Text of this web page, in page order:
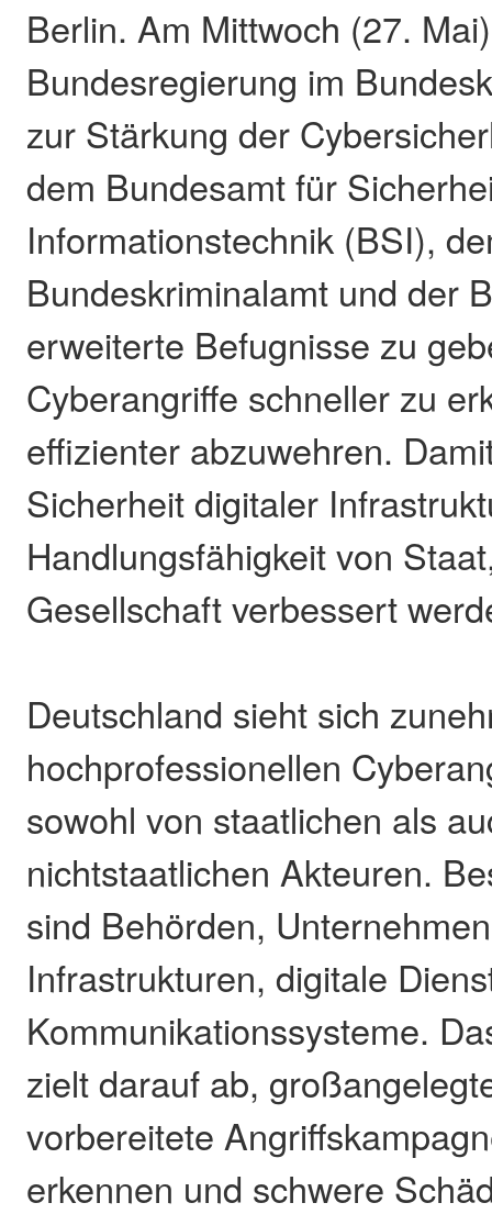
Berlin. Am Mittwoch (27.
Bundesregierung im
zur Stärkung der
dem Bundesamt für
Informationstechnik (BSI),
Bundeskriminalamt und der
erweiterte Befugnisse zu
Cyberangriffe schneller zu
effizienter abzuwehren.
Sicherheit digitaler
Handlungsfähigkeit von
Gesellschaft verbessert
Deutschland sieht sich
hochprofessionellen
sowohl von staatlichen als
nichtstaatlichen Akteuren.
sind Behörden,
Infrastrukturen, digitale
Kommunikationssysteme.
zielt darauf ab,
vorbereitete
erkennen und schwere